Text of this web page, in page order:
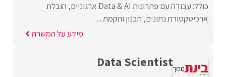
כולל: עבודה עם פתרונות Data & AI ארגוניים, הובלת
ארכיטקטורת נתונים, תכנון והקמת ...
מידע על המשרה
Data Scientist